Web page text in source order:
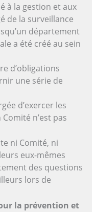
à la gestion et aux
de la surveillance
département
a été créé au sein
d’obligations
une série de
d’exercer les
n’est pas
ni Comité, ni
eux-mêmes
des questions
lors de
la prévention et